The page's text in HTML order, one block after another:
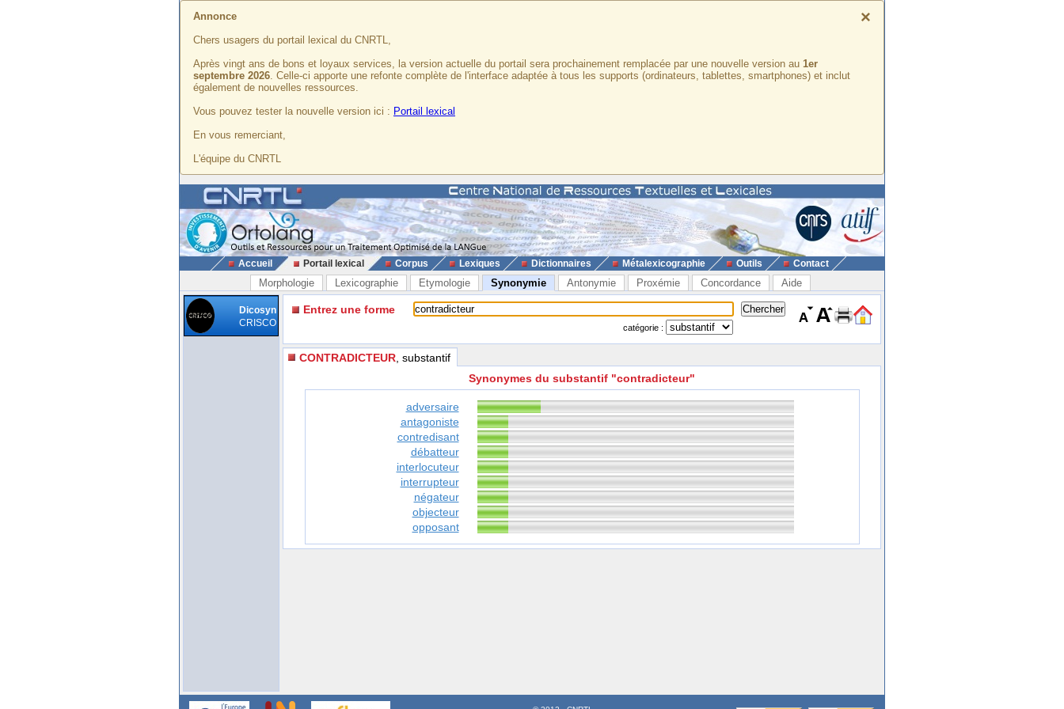
×
Annonce
Chers usagers du portail lexical du CNRTL,
Après vingt ans de bons et loyaux services, la version actuelle du portail sera prochainement remplacée par une nouvelle version au 1er
septembre 2026. Celle-ci apporte une refonte complète de l'interface adaptée à tous les supports (ordinateurs, tablettes, smartphones) et inclut
également de nouvelles ressources.
Vous pouvez tester la nouvelle version ici : Portail lexical
En vous remerciant,
L'équipe du CNRTL
Accueil Portail lexical Corpus Lexiques Dictionnaires Métalexicographie Outils Contact
Morphologie Lexicographie Etymologie Synonymie Antonymie Proxémie Concordance Aide
Dicosyn
CRISCO
Entrez une forme
catégorie :
CONTRADICTEUR , substantif
Synonymes du substantif "contradicteur"
adversaire
antagoniste
contredisant
débatteur
interlocuteur
interrupteur
négateur
objecteur
opposant